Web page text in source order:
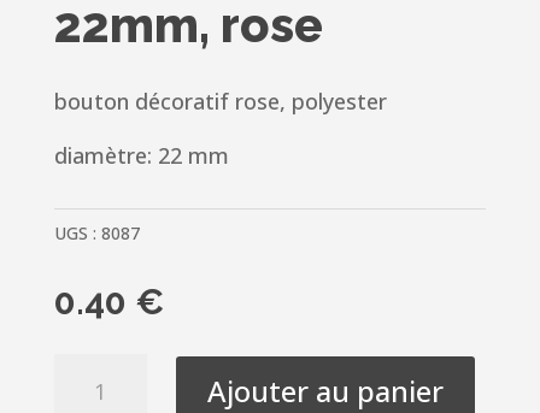
22mm, rose
bouton décoratif rose, polyester
diamètre: 22 mm
UGS : 8087
0.40 €
Ajouter au panier